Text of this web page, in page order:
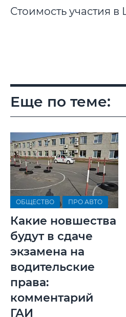
Стоимость участия
Еще по теме:
ОБЩЕСТВО ПРО АВТО
Какие новшества
будут в сдаче
экзамена на
водительские
права:
комментарий
ГАИ